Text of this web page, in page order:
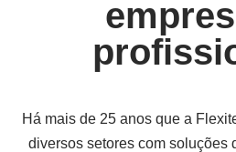
Há mais de 25 anos que a
diversos setores com soluções